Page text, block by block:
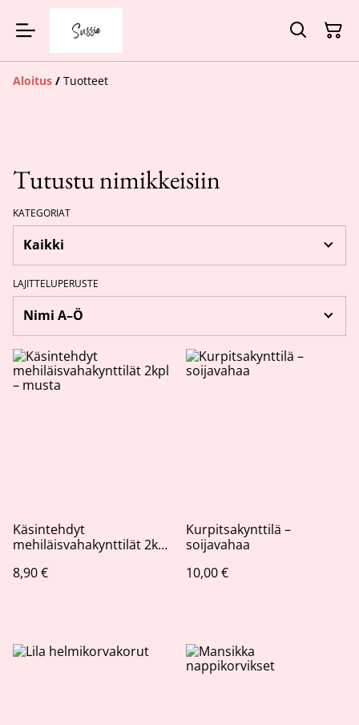
Aloitus / Tuotteet
Tutustu nimikkeisiin
KATEGORIAT
LAJITTELUPERUSTE
Käsintehdyt
mehiläisvahakynttilät 2kpl
8,90 €
Kurpitsakynttilä –
soijavahaa
10,00 €